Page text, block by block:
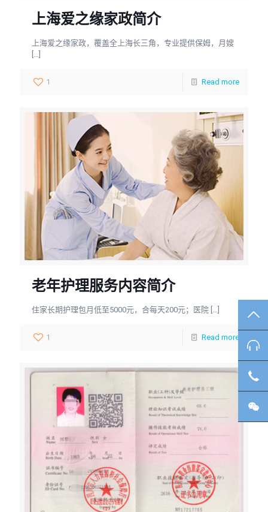
上海爱之缘家政简介
上海爱之缘家政，覆盖全上海长三角，专业提供保姆，月嫂
1 Read more
老年护理服务内容简介
住家长期护理包月低至5000元，合每天200元；医院 […]
1 Read more
咨
客
微